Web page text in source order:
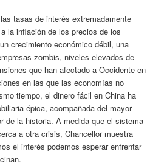
tasas de interés extremadamente
la inflación de los precios de los
crecimiento económico débil, una
zombis, niveles elevados de
que han afectado a Occidente en
en las que las economías no
tiempo, el dinero fácil en China ha
épica, acompañada del mayor
de la historia. A medida que el sistema
a otra crisis, Chancellor muestra
el interés podemos esperar enfrentar